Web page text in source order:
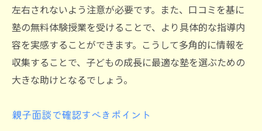
左右されないよう注意が必要です。また、口コミを基に
塾の無料体験授業を受けることで、より具体的な指導内
容を実感することができます。こうして多角的に情報を
収集することで、子どもの成長に最適な塾を選ぶための
大きな助けとなるでしょう。
親子面談で確認すべきポイント